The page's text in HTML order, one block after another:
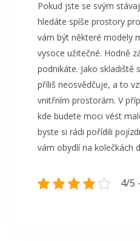
Pokud jste se svým
hledáte spíše prostory
vám být některé modely
vysoce užitečné. Hodně
podnikáte. Jako skladiště
příliš neosvědčuje, a to
vnitřním prostorám. V
kde budete moci vést
byste si rádi pořídili
vám obydlí na kolečkách
4/5